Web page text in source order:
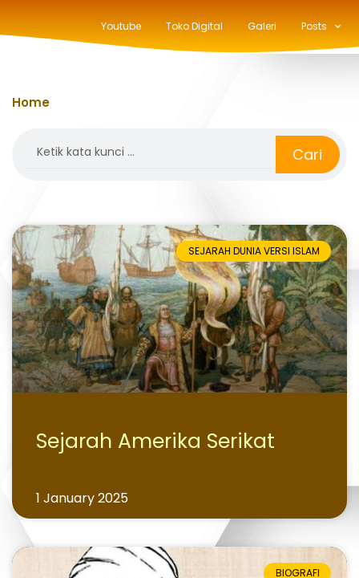
Youtube Toko Digital Galeri Posts
Home
Cari
SEJARAH DUNIA VERSI ISLAM
Sejarah Amerika Serikat
1 January 2025
BIOGRAFI